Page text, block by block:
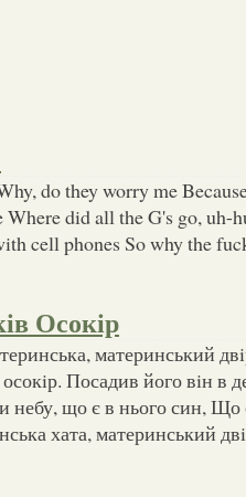
do they worry me
Where did all the G's go, uh-
cell phones So why the
Осокір
материнський
Посадив його вiн в
небу, що є в нього син, Що
хата, материнський